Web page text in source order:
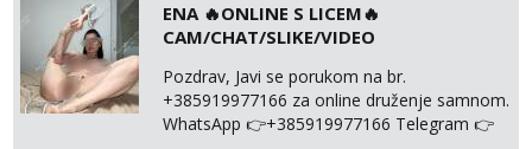
ENA 🔥ONLINE S LICEM🔥
CAM/CHAT/SLIKE/VIDEO
Pozdrav, Javi se porukom na br.
+385919977166 za online druženje samnom.
WhatsApp 👉+385919977166 Telegram 👉